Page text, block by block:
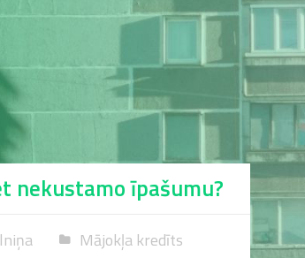
nekustamo īpašumu?
Mājokļa kredīts